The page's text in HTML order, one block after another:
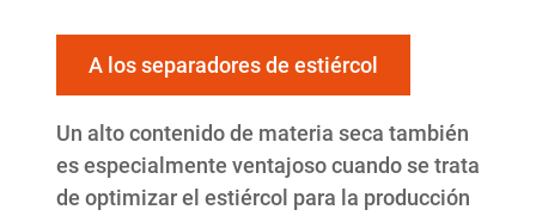
A los separadores de estiércol
Un alto contenido de materia seca también
es especialmente ventajoso cuando se trata
de optimizar el estiércol para la producción